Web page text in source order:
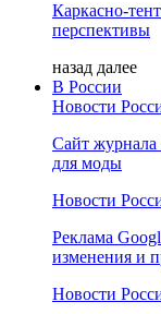
Каркасно-
перспективы
назад далее
В России
Новости
Сайт журнала
для моды
Новости
Реклама
изменения и
Новости